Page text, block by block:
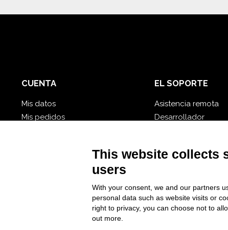
CUENTA
Mis datos
Mis pedidos
EL SOPORTE
Asistencia remota
Desarrollador
This website collects
users
With your consent, we and our partners
personal data such as website visits or
right to privacy, you can choose not to
out more.